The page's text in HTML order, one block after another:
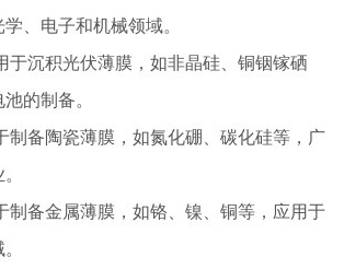
、电子和机械领域。
沉积光伏薄膜，如非晶硅、铜铟镓硒
的制备。
备陶瓷薄膜，如氮化硼、碳化硅等，广
备金属薄膜，如铬、镍、铜等，应用于